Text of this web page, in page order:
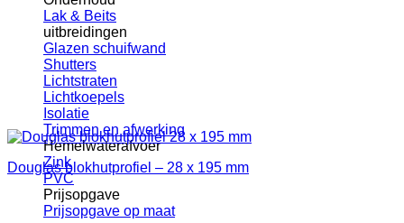
Lak & Beits
uitbreidingen
Glazen schuifwand
Shutters
Lichtstraten
Lichtkoepels
Isolatie
Trimmen en afwerking
Hemelwaterafvoer
Zink
PVC
Prijsopgave
Prijsopgave op maat
Douglas blokhutprofiel – 28 x 195 mm